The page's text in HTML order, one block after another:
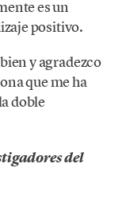
es un
positivo.
y agradezco
que me ha
doble
del